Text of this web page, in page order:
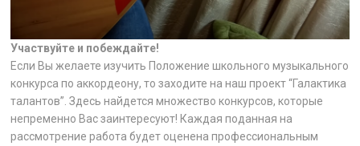
Участвуйте и побеждайте!
Если Вы желаете изучить Положение школьного музыкального
конкурса по аккордеону, то заходите на наш проект “Галактика
талантов”. Здесь найдется множество конкурсов, которые
непременно Вас заинтересуют! Каждая поданная на
рассмотрение работа будет оценена профессиональным